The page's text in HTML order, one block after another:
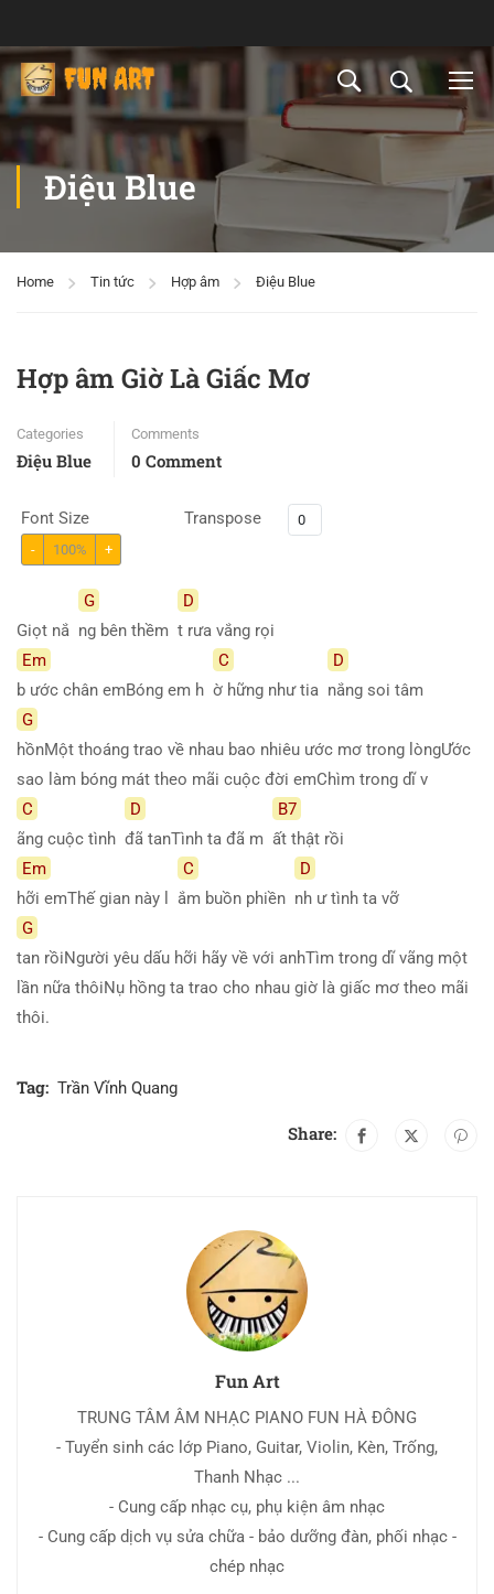
Điệu Blue
Home Tin tức Hợp âm Điệu Blue
Hợp âm Giờ Là Giấc Mơ
Categories
Điệu Blue
Comments
0 Comment
Font Size
- 100% +
Transpose
Giọt nắ
G
ng bên thềm
D
t rưa vắng rọi
Em
b ước chân emBóng em h
C
ờ hững như tia
D
nắng soi tâm
G
hồnMột thoáng trao về nhau bao nhiêu ước mơ trong lòngƯớc
sao làm bóng mát theo mãi cuộc đời emChìm trong dĩ v
C
ãng cuộc tình
D
đã tanTình ta đã m
B7
ất thật rồi
Em
hỡi emThế gian này l
C
ắm buồn phiền
D
nh ư tình ta vỡ
G
tan rồiNgười yêu dấu hỡi hãy về với anhTìm trong dĩ vãng một
lần nữa thôiNụ hồng ta trao cho nhau giờ là giấc mơ theo mãi
thôi.
Tag: Trần Vĩnh Quang
Share:
Fun Art
TRUNG TÂM ÂM NHẠC PIANO FUN HÀ ĐÔNG
- Tuyển sinh các lớp Piano, Guitar, Violin, Kèn, Trống,
Thanh Nhạc ...
- Cung cấp nhạc cụ, phụ kiện âm nhạc
- Cung cấp dịch vụ sửa chữa - bảo dưỡng đàn, phối nhạc -
chép nhạc